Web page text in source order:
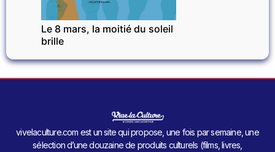
Le 8 mars, la moitié du soleil
brille
vivelaculture.com est un site qui propose, une fois par semaine, une
sélection d’une douzaine de produits culturels (films, livres,